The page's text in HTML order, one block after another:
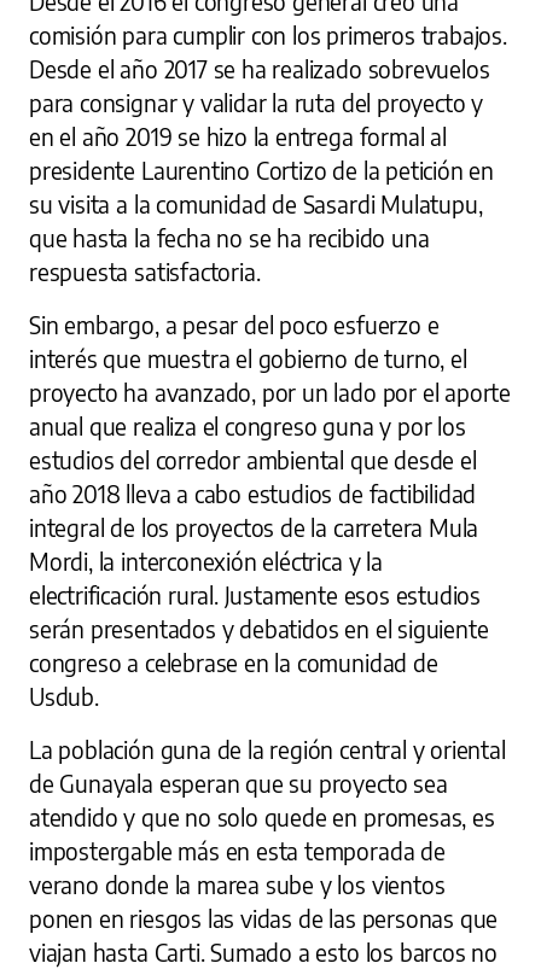
comisión para cumplir con los primeros trabajos.
Desde el año 2017 se ha realizado sobrevuelos
para consignar y validar la ruta del proyecto y
en el año 2019 se hizo la entrega formal al
presidente Laurentino Cortizo de la petición en
su visita a la comunidad de Sasardi Mulatupu,
que hasta la fecha no se ha recibido una
respuesta satisfactoria.
Sin embargo, a pesar del poco esfuerzo e
interés que muestra el gobierno de turno, el
proyecto ha avanzado, por un lado por el aporte
anual que realiza el congreso guna y por los
estudios del corredor ambiental que desde el
año 2018 lleva a cabo estudios de factibilidad
integral de los proyectos de la carretera Mula
Mordi, la interconexión eléctrica y la
electrificación rural. Justamente esos estudios
serán presentados y debatidos en el siguiente
congreso a celebrase en la comunidad de
Usdub.
La población guna de la región central y oriental
de Gunayala esperan que su proyecto sea
atendido y que no solo quede en promesas, es
impostergable más en esta temporada de
verano donde la marea sube y los vientos
ponen en riesgos las vidas de las personas que
viajan hasta Carti. Sumado a esto los barcos no